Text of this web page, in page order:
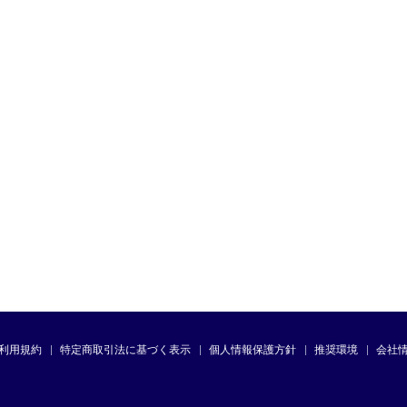
用規約 特定商取引法に基づく表示 個人情報保護方針 推奨環境 会社